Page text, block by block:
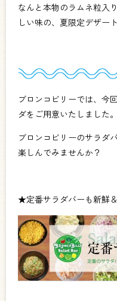
なんと本物のラムネ粒入
しい味の、夏限定デザート
ブロンコビリーでは、今
ダをご用意いたしました。
ブロンコビリーのサラダ
楽しんでみませんか？
★定番サラダバーも新鮮